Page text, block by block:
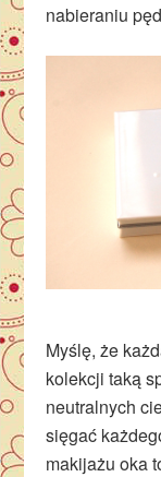
nabieraniu
Myślę, że
kolekcji taką
neutralnych
sięgać
makijażu oka